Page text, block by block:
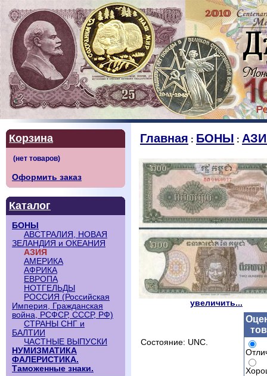
Корзина
Оформить заказ
Каталог
БОНЫ
АВСТРАЛИЯ, НОВАЯ
ЗЕЛАНДИЯ и ОКЕАНИЯ
АЗИЯ
АМЕРИКА
АФРИКА
ЕВРОПА
НОТГЕЛЬДЫ
РОССИЯ (Российская
Империя, Гражданская
война, РСФСР, СССР, РФ)
СТРАНЫ СНГ и
БАЛТИИ
ЧАСТНЫЕ ВЫПУСКИ
НУМИЗМАТИКА
ФАЛЕРИСТИКА.
Таможенные знаки.
Главная : БОНЫ :
увеличить...
Состояние: UNC.